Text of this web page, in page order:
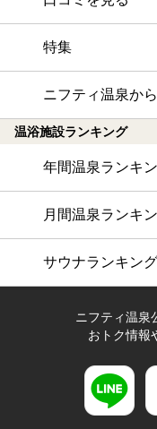
特集
ニフティ温泉か
温浴施設ランキング
年間温泉ランキ
月間温泉ランキ
サウナランキング
ニフティ温泉
おトク情報